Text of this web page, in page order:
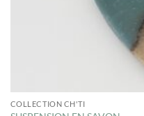
COLLECTION CH'TI